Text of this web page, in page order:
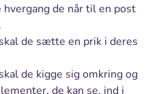
de når til en post
de sætte en prik i deres
de kigge sig omkring og
de kan se, ind i